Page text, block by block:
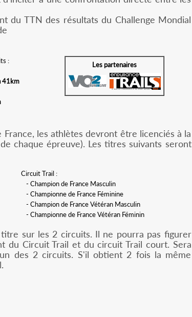
du TTN des résultats du Challenge Mondial
:
41km
Les partenaires
les athlètes devront être licenciés à la
chaque épreuve). Les titres suivants seront
Circuit Trail :
- Champion de France Masculin
- Championne de France Féminine
- Champion de France Vétéran Masculin
- Championne de France Vétéran Féminin
sur les 2 circuits. Il ne pourra pas figurer
du Circuit Trail et du circuit Trail court. Sera
des 2 circuits. S'il obtient 2 fois la même